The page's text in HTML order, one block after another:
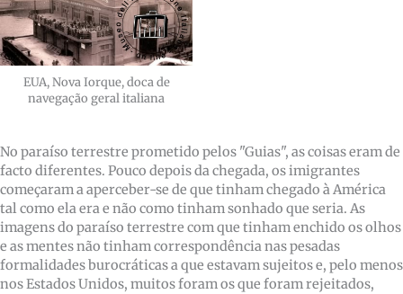
No paraíso terrestre prometido pelos "Guias", as coisas eram de
facto diferentes. Pouco depois da chegada, os imigrantes
começaram a aperceber-se de que tinham chegado à América
tal como ela era e não como tinham sonhado que seria. As
imagens do paraíso terrestre com que tinham enchido os olhos
e as mentes não tinham correspondência nas pesadas
formalidades burocráticas a que estavam sujeitos e, pelo menos
nos Estados Unidos, muitos foram os que foram rejeitados,
EUA, Nova Iorque, doca de
navegação geral italiana